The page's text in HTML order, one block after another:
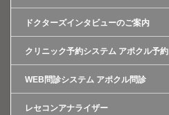
ドクターズインタビューのご案内
クリニック予約システム アポクル予約
WEB問診システム アポクル問診
レセコンアナライザー